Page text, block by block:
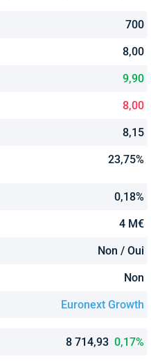
700
8,00
9,90
8,00
8,15
23,75%
0,18%
4 M€
Non / Oui
Non
Euronext Growth
8 714,93 0,17%